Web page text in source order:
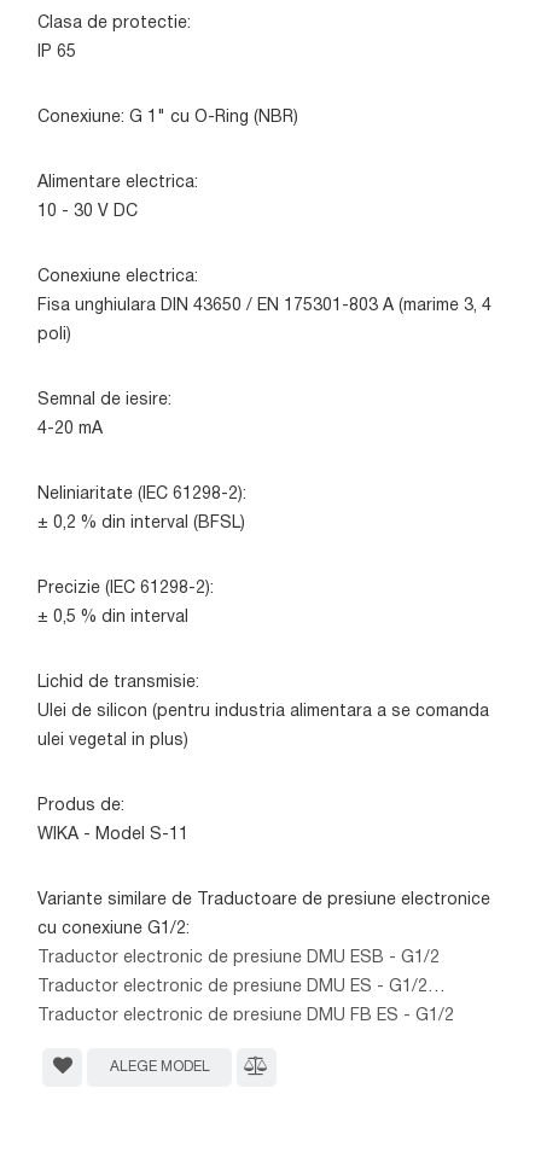
Clasa de protectie:
IP 65
Conexiune: G 1" cu O-Ring (NBR)
Alimentare electrica:
10 - 30 V DC
Conexiune electrica:
Fisa unghiulara DIN 43650 / EN 175301-803 A (marime 3, 4
poli)
Semnal de iesire:
4-20 mA
Neliniaritate (IEC 61298-2):
± 0,2 % din interval (BFSL)
Precizie (IEC 61298-2):
± 0,5 % din interval
Lichid de transmisie:
Ulei de silicon (pentru industria alimentara a se comanda
ulei vegetal in plus)
Produs de:
WIKA - Model S-11
Variante similare de Traductoare de presiune electronice
cu conexiune G1/2:
Traductor electronic de presiune DMU ESB - G1/2
Traductor electronic de presiune DMU ES - G1/2
Traductor electronic de presiune DMU FB ES - G1/2
ALEGE MODEL